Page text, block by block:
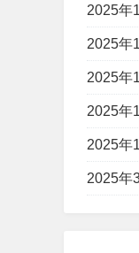
2025年
2025年
2025年
2025年
2025年
2025年